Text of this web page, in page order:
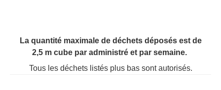
La quantité maximale de déchets déposés est de
2,5 m cube par administré et par semaine.
Tous les déchets listés plus bas sont autorisés.